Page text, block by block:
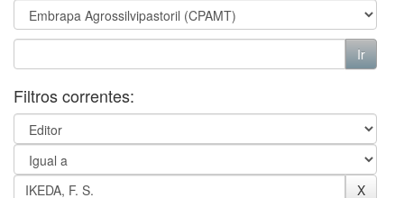
Filtros correntes: